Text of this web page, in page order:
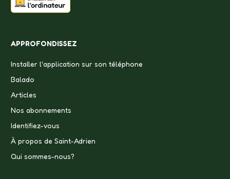
APPROFONDISSEZ
Installer l'application sur son téléphone
Balado
Articles
Nos abonnements
Identifiez-vous
À propos de Saint-Adrien
Qui sommes-nous?